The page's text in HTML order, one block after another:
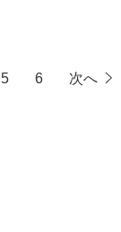
5 6 次へ